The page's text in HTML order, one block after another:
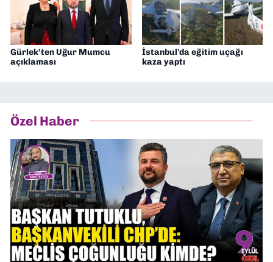
Gürlek’ten Uğur Mumcu
açıklaması
İstanbul'da eğitim uçağı
kaza yaptı
Özel Haber